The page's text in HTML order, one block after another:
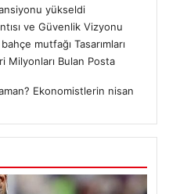
yükseldi
ve Güvenlik Vizyonu
mutfağı Tasarımları
Milyonları Bulan Posta
Ekonomistlerin nisan